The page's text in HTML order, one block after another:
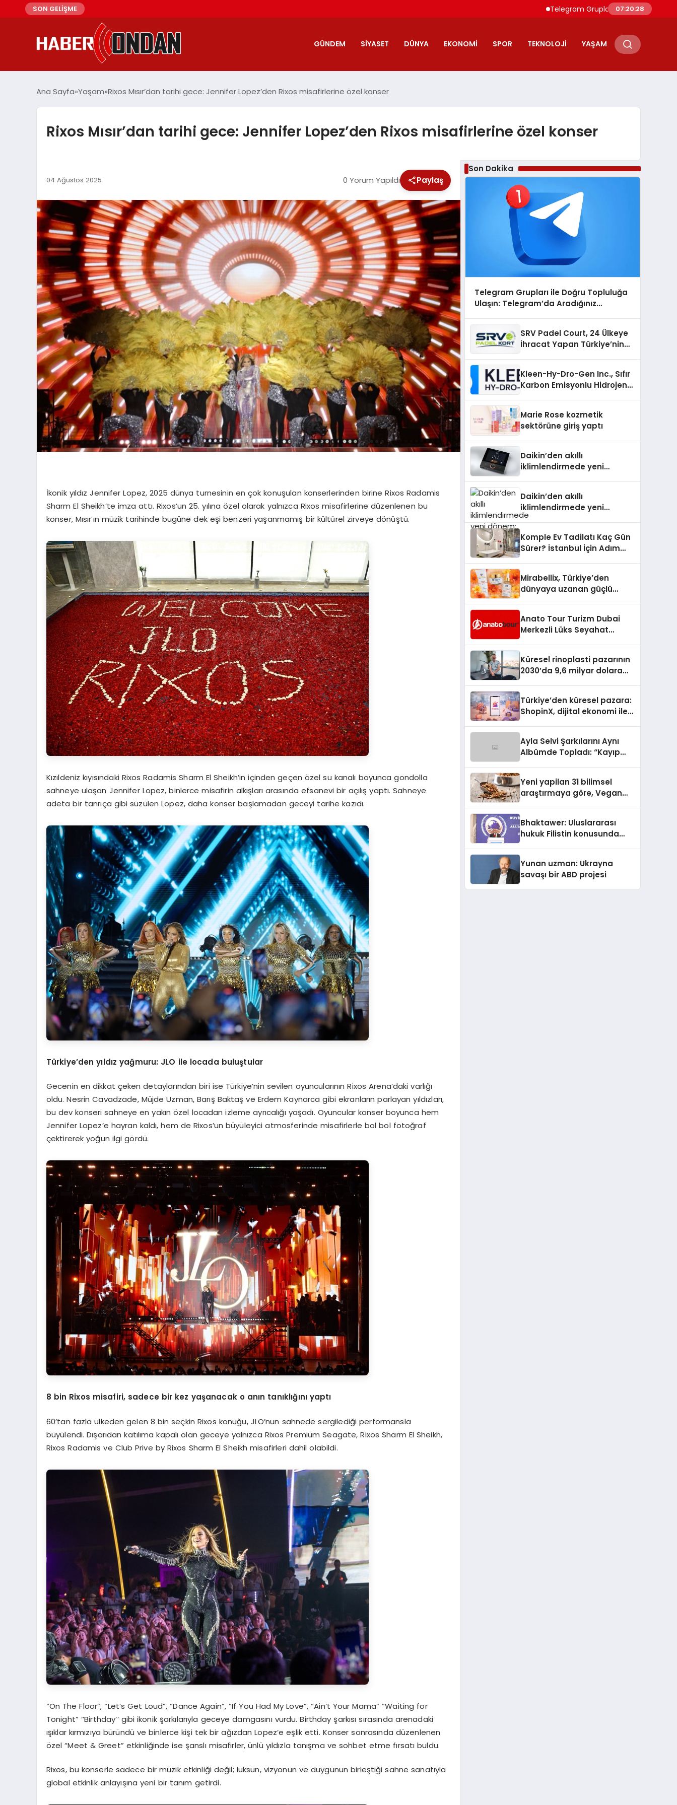
SON GELİŞME Telegram Grupları ile Doğru Topluluğa Ulaşın:
07:20:30
GÜNDEM SIYASET DÜNYA EKONOMI SPOR TEKNOLOJI YAŞAM
Ana Sayfa Yaşam Rixos Mısır’dan tarihi gece: Jennifer Lopez’den Rixos misafirlerine özel konser
Rixos Mısır’dan tarihi gece: Jennifer Lopez’den Rixos misafirlerine özel konser
04 Ağustos 2025 0 Yorum Yapıldı Paylaş
İkonik yıldız Jennifer Lopez, 2025 dünya turnesinin en çok konuşulan konserlerinden birine Rixos Radamis
Sharm El Sheikh’te imza attı. Rixos’un 25. yılına özel olarak yalnızca Rixos misafirlerine düzenlenen bu
konser, Mısır’ın müzik tarihinde bugüne dek eşi benzeri yaşanmamış bir kültürel zirveye dönüştü.
Kızıldeniz kıyısındaki Rixos Radamis Sharm El Sheikh’in içinden geçen özel su kanalı boyunca gondolla
sahneye ulaşan Jennifer Lopez, binlerce misafirin alkışları arasında efsanevi bir açılış yaptı. Sahneye
adeta bir tanrıça gibi süzülen Lopez, daha konser başlamadan geceyi tarihe kazıdı.
Türkiye’den yıldız yağmuru: JLO ile locada buluştular
Gecenin en dikkat çeken detaylarından biri ise Türkiye’nin sevilen oyuncularının Rixos Arena’daki varlığı
oldu. Nesrin Cavadzade, Müjde Uzman, Barış Baktaş ve Erdem Kaynarca gibi ekranların parlayan yıldızları,
bu dev konseri sahneye en yakın özel locadan izleme ayrıcalığı yaşadı. Oyuncular konser boyunca hem
Jennifer Lopez’e hayran kaldı, hem de Rixos’un büyüleyici atmosferinde misafirlerle bol bol fotoğraf
çektirerek yoğun ilgi gördü.
8 bin Rixos misafiri, sadece bir kez yaşanacak o anın tanıklığını yaptı
60’tan fazla ülkeden gelen 8 bin seçkin Rixos konuğu, JLO’nun sahnede sergilediği performansla
büyülendi. Dışarıdan katılıma kapalı olan geceye yalnızca Rixos Premium Seagate, Rixos Sharm El Sheikh,
Rixos Radamis ve Club Prive by Rixos Sharm El Sheikh misafirleri dahil olabildi.
“On The Floor”, “Let’s Get Loud”, “Dance Again”, “If You Had My Love”, “Ain’t Your Mama” “Waiting for
Tonight” ‘’Birthday’’ gibi ikonik şarkılarıyla geceye damgasını vurdu. Birthday şarkısı sırasında arenadaki
ışıklar kırmızıya büründü ve binlerce kişi tek bir ağızdan Lopez’e eşlik etti. Konser sonrasında düzenlenen
özel “Meet & Greet” etkinliğinde ise şanslı misafirler, ünlü yıldızla tanışma ve sohbet etme fırsatı buldu.
Rixos, bu konserle sadece bir müzik etkinliği değil; lüksün, vizyonun ve duygunun birleştiği sahne sanatıyla
global etkinlik anlayışına yeni bir tanım getirdi.
Son Dakika
Telegram Grupları ile Doğru Topluluğa
Ulaşın: Telegram’da Aradığınız
SRV Padel Court, 24 Ülkeye
İhracat Yapan Türkiye’nin
Kleen-Hy-Dro-Gen Inc., Sıfır
Karbon Emisyonlu Hidrojen
Aldı
Marie Rose kozmetik
sektörüne giriş yaptı
Daikin’den akıllı
iklimlendirmede yeni
Daikin’den akıllı
iklimlendirmede yeni
dönem: Madoka Plus
Komple Ev Tadilatı Kaç Gün
Sürer? İstanbul İçin Adım
Mirabellix, Türkiye’den
dünyaya uzanan güçlü
Anato Tour Turizm Dubai
Merkezli Lüks Seyahat
Küresel rinoplasti pazarının
2030’da 9,6 milyar dolara
Türkiye’den küresel pazara:
ShopinX, dijital ekonomi ile
Ayla Selvi Şarkılarını Aynı
Albümde Topladı: “Kayıp
Yeni yapilan 31 bilimsel
araştırmaya göre, Vegan
Sindirildiğini Ortaya Koydu
Bhaktawer: Uluslararası
hukuk Filistin konusunda
Yunan uzman: Ukrayna
savaşı bir ABD projesi